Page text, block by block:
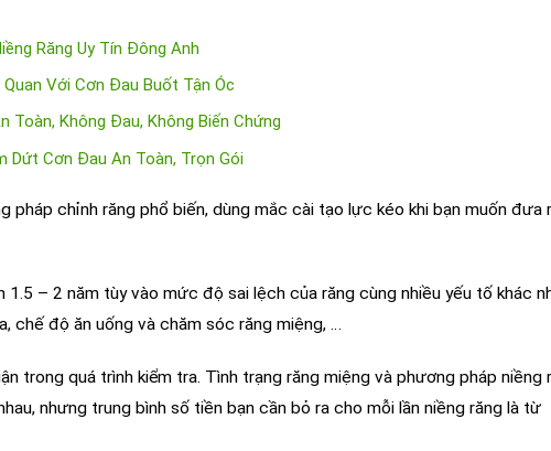
Răng Uy Tín Đông Anh
Với Cơn Đau Buốt Tận Óc
Toàn, Không Đau, Không Biến Chứng
Dứt Cơn Đau An Toàn, Trọn Gói
pháp chỉnh răng phổ biến, dùng mắc cài tạo lực kéo khi bạn muốn đưa
1.5 – 2 năm tùy vào mức độ sai lệch của răng cùng nhiều yếu tố khác
chế độ ăn uống và chăm sóc răng miệng, …
trong quá trình kiểm tra. Tình trạng răng miệng và phương pháp niềng
nhưng trung bình số tiền bạn cần bỏ ra cho mỗi lần niềng răng là từ